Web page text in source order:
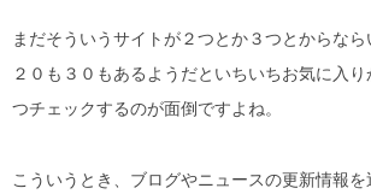
まだそういうサイトが２つとか３つとからな
２０も３０もあるようだといちいちお気に入
つチェックするのが面倒ですよね。
こういうとき、ブログやニュースの更新情報